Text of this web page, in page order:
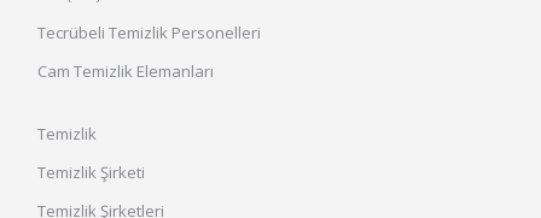
Tecrübeli Temizlik Personelleri
Cam Temizlik Elemanları
Temizlik
Temizlik Şirketi
Temizlik Şirketleri